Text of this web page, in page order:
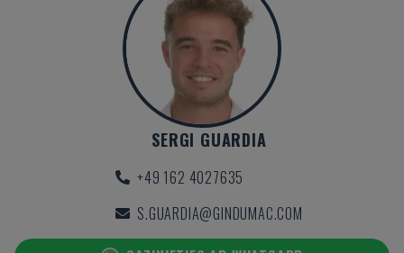
SERGI GUARDIA
+49 162 4027635
S.GUARDIA@GINDUMAC.COM